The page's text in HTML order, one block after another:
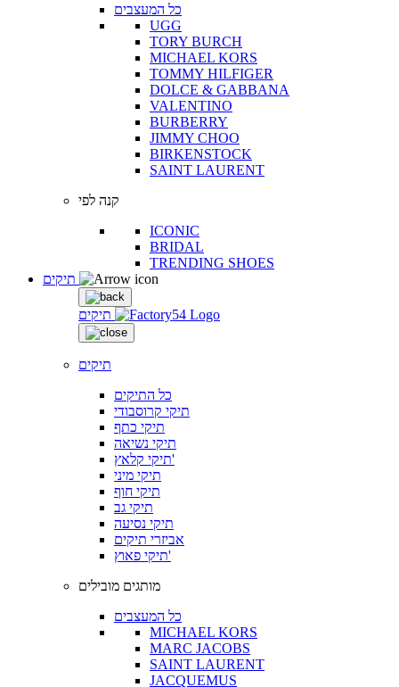
כל המעצבים
UGG
TORY BURCH
MICHAEL KORS
TOMMY HILFIGER
DOLCE & GABBANA
VALENTINO
BURBERRY
JIMMY CHOO
BIRKENSTOCK
SAINT LAURENT
קנה לפי
ICONIC
BRIDAL
TRENDING SHOES
תיקים
תיקים
כל התיקים
תיקי קרוסבודי
תיקי כתף
תיקי נשיאה
תיקי קלאץ'
תיקי מיני
תיקי חוף
תיקי גב
תיקי נסיעה
אביזרי תיקים
תיקי פאוץ'
מותגים מובילים
כל המעצבים
MICHAEL KORS
MARC JACOBS
SAINT LAURENT
JACQUEMUS